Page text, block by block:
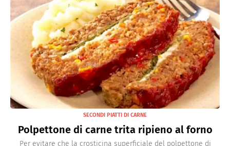
SECONDI PIATTI DI CARNE
Polpettone di carne trita ripieno al forno
Per evitare che la crosticina superficiale del polpettone di